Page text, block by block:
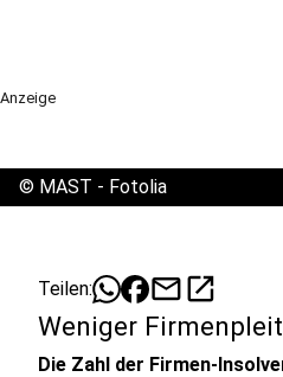
Anzeige
© MAST - Fotolia
Teilen: mailopen_in_new
Weniger
Die Zahl der Firmen-